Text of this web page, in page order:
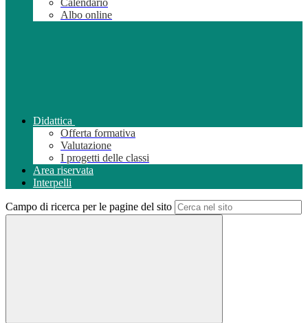
Calendario
Albo online
Didattica
Offerta formativa
Valutazione
I progetti delle classi
Area riservata
Interpelli
Campo di ricerca per le pagine del sito